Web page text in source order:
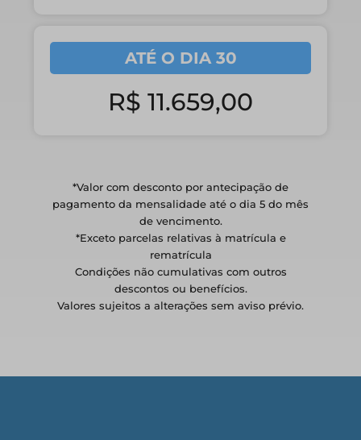
ATÉ O DIA 30
R$ 11.659,00
*Valor com desconto por antecipação de
pagamento da mensalidade até o dia 5 do mês
de vencimento.
*Exceto parcelas relativas à matrícula e
rematrícula
Condições não cumulativas com outros
descontos ou benefícios.
Valores sujeitos a alterações sem aviso prévio.